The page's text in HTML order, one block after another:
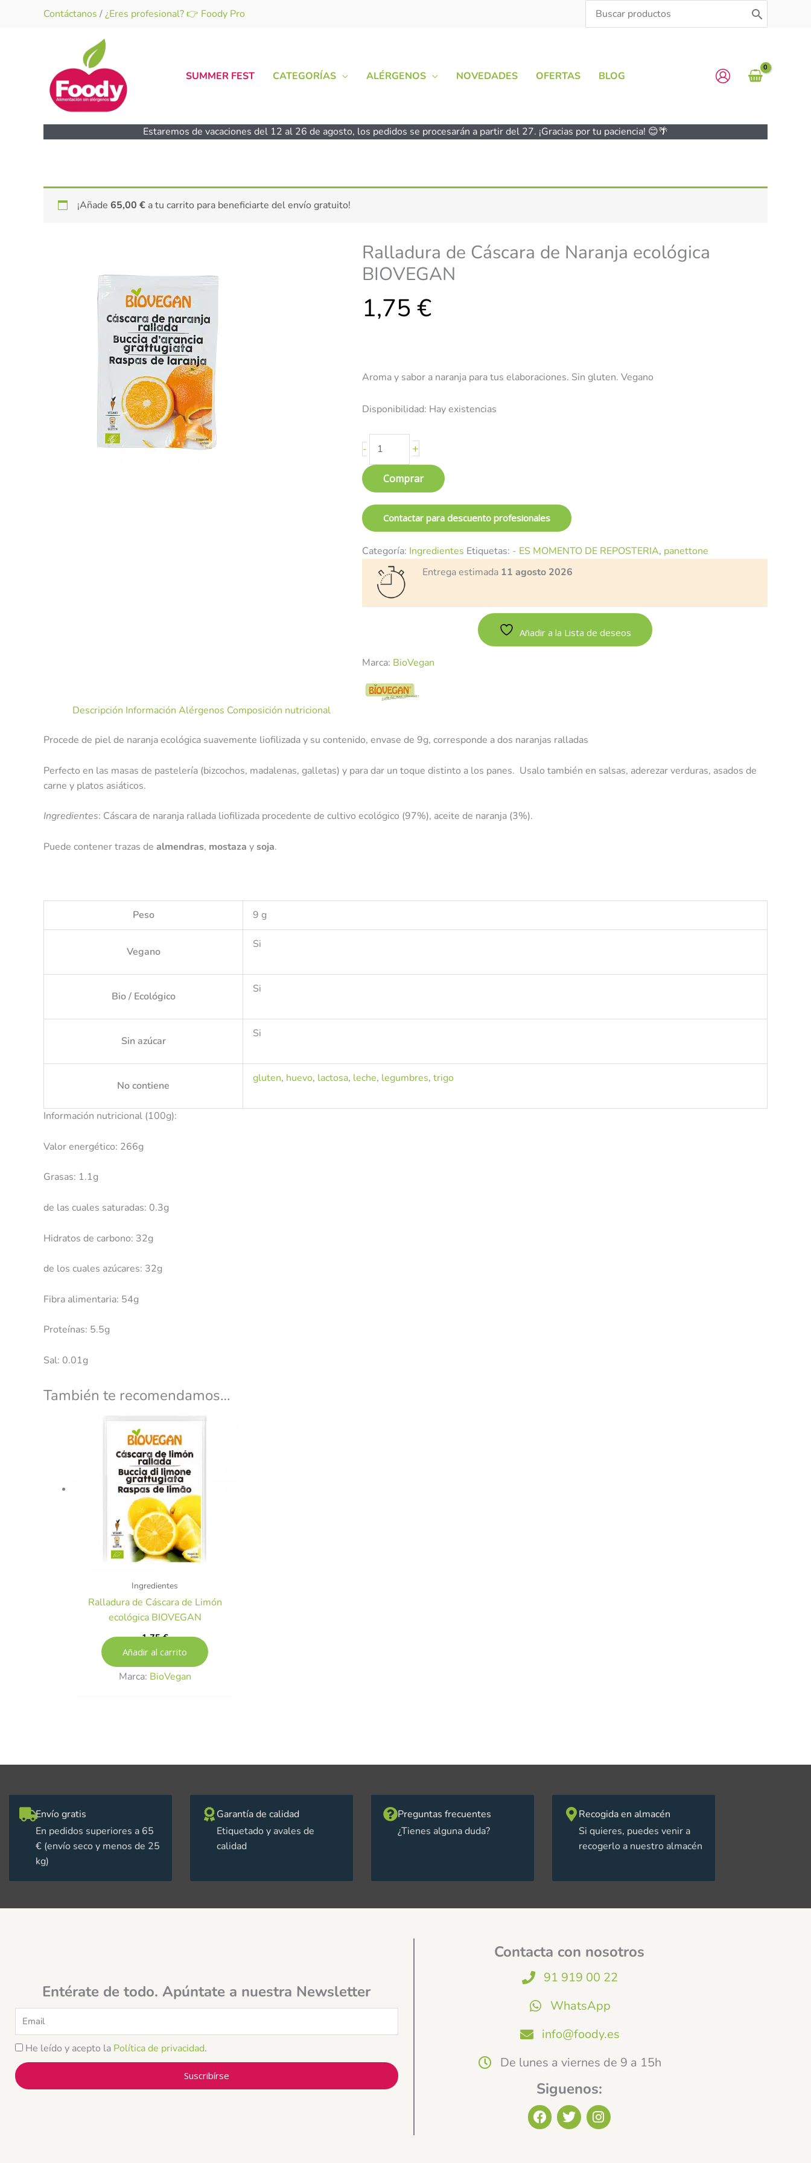
Contáctanos /¿Eres profesional? 👉 Foody Pro
Search
for:
SUMMER FEST CATEGORÍAS ALÉRGENOS NOVEDADES OFERTAS BLOG
Estaremos de vacaciones del 12 al 26 de agosto, los pedidos se procesarán a partir del 27. ¡Gracias por tu paciencia! 😊🌴
¡Añade 65,00 € a tu carrito para beneficiarte del envío gratuito!
Ralladura de Cáscara de Naranja ecológica
BIOVEGAN
1,75 €
Aroma y sabor a naranja para tus elaboraciones. Sin gluten. Vegano
Disponibilidad: Hay existencias
-
Naranja
ecológica
BIOVEGAN
cantidad
+
Comprar
Contactar para descuento profesionales
Categoría: Ingredientes Etiquetas: - ES MOMENTO DE REPOSTERIA, panettone
Entrega estimada 11 agosto 2026
Añadir a la Lista de deseos
Marca: BioVegan
Descripción Información Alérgenos Composición nutricional
Procede de piel de naranja ecológica suavemente liofilizada y su contenido, envase de 9g, corresponde a dos naranjas ralladas
Perfecto en las masas de pastelería (bizcochos, madalenas, galletas) y para dar un toque distinto a los panes. Usalo también en salsas, aderezar verduras, asados de
carne y platos asiáticos.
Ingredientes: Cáscara de naranja rallada liofilizada procedente de cultivo ecológico (97%), aceite de naranja (3%).
Puede contener trazas de almendras, mostaza ysoja.
Peso 9 g
Vegano
Si
Bio / Ecológico
Si
Sin azúcar
Si
No contiene
gluten, huevo, lactosa, leche, legumbres, trigo
Información nutricional (100g):
Valor energético: 266g
Grasas: 1.1g
de las cuales saturadas: 0.3g
Hidratos de carbono: 32g
de los cuales azúcares: 32g
Fibra alimentaria: 54g
Proteínas: 5.5g
Sal: 0.01g
También te recomendamos…
Ingredientes
Ralladura de Cáscara de Limón
ecológica BIOVEGAN
1,75€
Añadir al carrito
Marca: BioVegan
Envío gratis
En pedidos superiores a 65
€ (envío seco y menos de 25
kg)
Garantía de calidad
Etiquetado y avales de
calidad
Preguntas frecuentes
¿Tienes alguna duda?
Recogida en almacén
Si quieres, puedes venir a
recogerlo a nuestro almacén
Entérate de todo. Apúntate a nuestra Newsletter
Email
He leído y acepto la Política de privacidad.
Suscribírse
Contacta con nosotros
91 919 00 22
WhatsApp
info@foody.es
De lunes a viernes de 9 a 15h
Siguenos:
F
a
T
w
I
n